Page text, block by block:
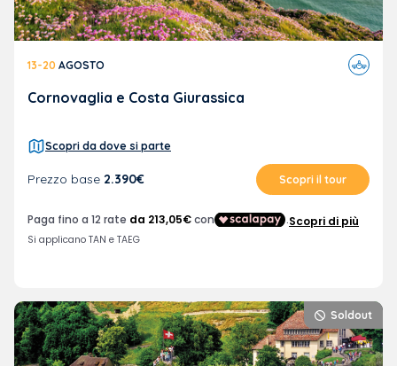
13-20 AGOSTO
Viaggi
in
Cornovaglia e Costa Giurassica
Scopri da dove si parte
Prezzo base 2.390€ Scopri il tour
Soldout